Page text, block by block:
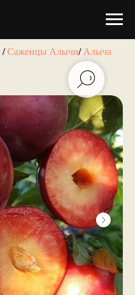
/Саженцы Алычи/Алыча